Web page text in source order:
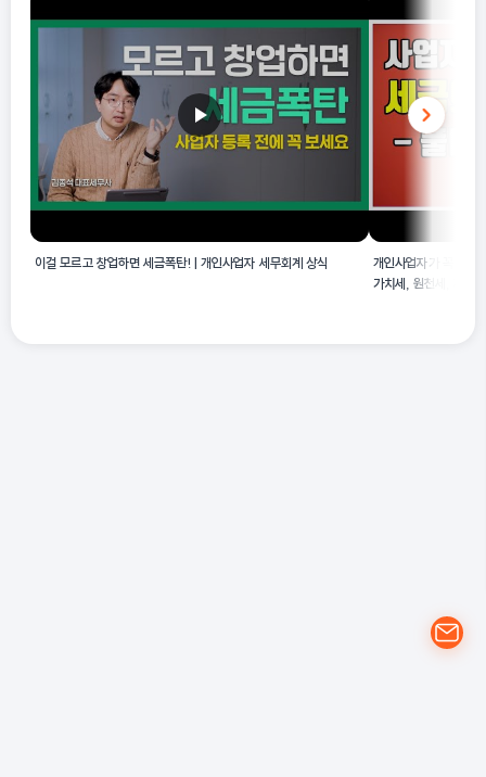
이걸 모르고 창업하면 세금폭탄! | 개인사업자 세무회계 상식
개인사업자가 꼭 알아야 할 세
가치세, 원천세, 지급